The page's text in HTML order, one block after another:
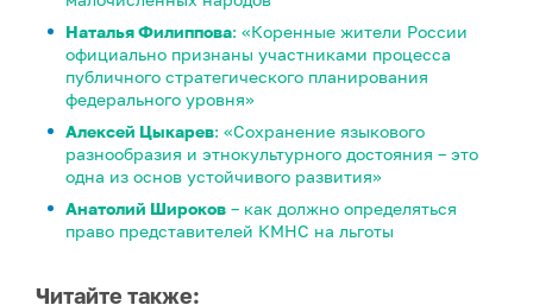
Наталья Филиппова: «Коренные жители России
официально признаны участниками процесса
публичного стратегического планирования
федерального уровня»
Алексей Цыкарев: «Сохранение языкового
разнообразия и этнокультурного достояния – это
одна из основ устойчивого развития»
Анатолий Широков – как должно определяться
право представителей КМНС на льготы
Читайте также: